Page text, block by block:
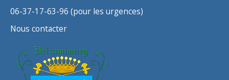
06-37-17-63-96 (pour les urgences)
Nous contacter